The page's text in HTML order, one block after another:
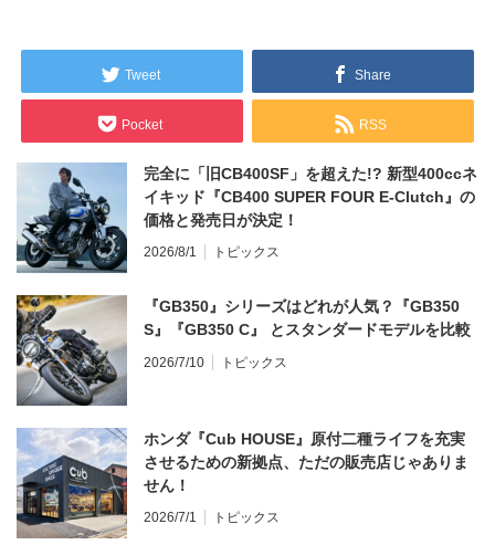
Tweet Share
Pocket RSS
完全に「旧CB400SF」を超えた!? 新型400ccネ
イキッド『CB400 SUPER FOUR E-Clutch』の
価格と発売日が決定！
2026/8/1 トピックス
『GB350』シリーズはどれが人気？『GB350
S』『GB350 C』 とスタンダードモデルを比較
2026/7/10 トピックス
ホンダ『Cub HOUSE』原付二種ライフを充実
させるための新拠点、ただの販売店じゃありま
せん！
2026/7/1 トピックス